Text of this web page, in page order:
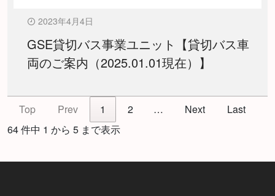
2023年4月4日
GSE貸切バス事業ユニット【貸切バス車
両のご案内（2025.01.01現在）】
Top Prev 1 2 … Next
Last
64 件中 1 から 5 まで表示